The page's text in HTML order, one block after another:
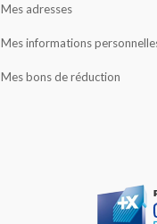
Mes adresses
Mes informations
Mes bons de réduction